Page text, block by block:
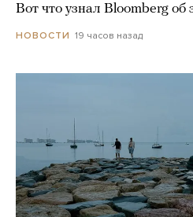
Вот что узнал Bloomberg об
НОВОСТИ 19 часов назад